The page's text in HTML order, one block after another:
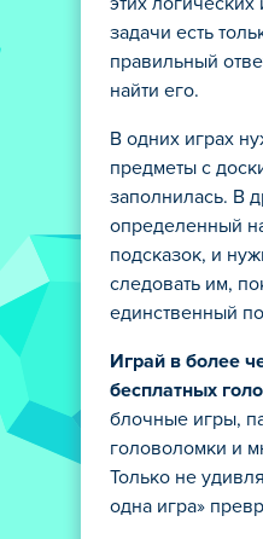
задачи есть
правильный
найти его.
В одних играх
предметы с
заполнилась. В
определенный
подсказок, и
следовать им,
единственный
Играй в более
бесплатных
блочные игры,
головоломки и
Только не
одна игра»